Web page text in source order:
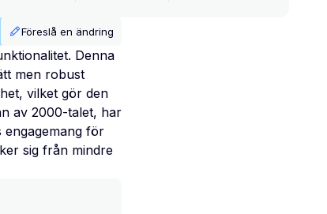
Föreslå en ändring
Denna
men robust
vilket gör den
av 2000-talet, har
engagemang för
sig från mindre